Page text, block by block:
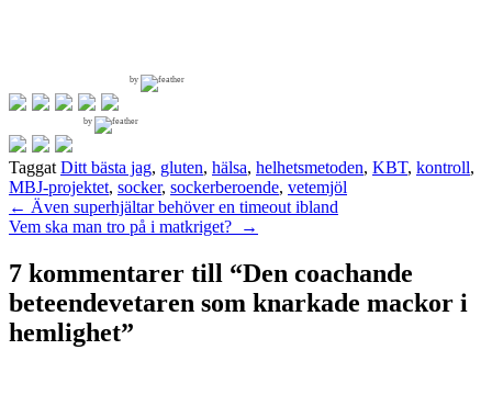
by
by
Taggat Ditt bästa jag, gluten, hälsa, helhetsmetoden, KBT, kontroll,
MBJ-projektet, socker, sockerberoende, vetemjöl
Inläggsnavigering
← Även superhjältar behöver en timeout ibland
Vem ska man tro på i matkriget?
→
7 kommentarer till “Den coachande
beteendevetaren som knarkade mackor i
hemlighet”